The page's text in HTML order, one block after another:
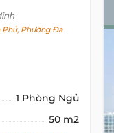
Phường Đa
1 Phòng Ngủ
50 m2